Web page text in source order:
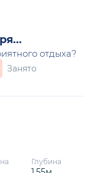
отдыха?
Занято
Глубина